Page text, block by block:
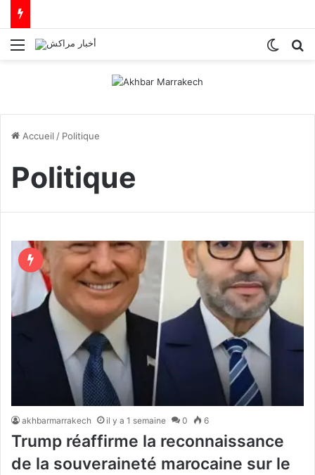
Menu
Accueil / Politique
Politique
akhbarmarrakech il y a 1 semaine 0 6
Trump réaffirme la reconnaissance
de la souveraineté marocaine sur le